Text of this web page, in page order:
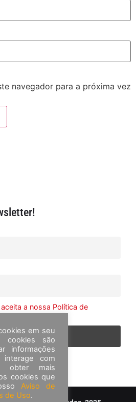
navegador para a próxima vez
a nossa Política de
em seu
cookies são
informações
com
obter mais
cookies que
Aviso de
de Uso.